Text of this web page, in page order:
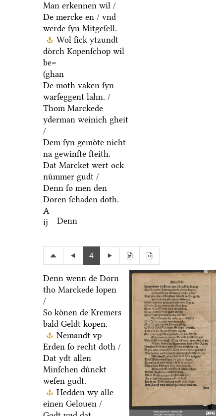
Man erkennen wil /
De mercke en / vnd
werde ſyn Mitgeſell.
Wol ſick ytzundt
doͤrch Kopenſchop wil
be=
(ghan
De moth vaken ſyn
warſeggent lahn. /
Thom Marckede
yderman weinich gheit
/
Dem ſyn gemoͤte nicht
na gewinſte ſteith.
Dat Marcket wert ock
nuͤmmer gudt /
Denn ſo men den
Doren ſchaden doth.
A
ij
Denn
4
Denn wenn de Dorn
tho Marckede lopen
/
So koͤnen de Kremers
bald Geldt kopen.
Nemandt vp
Erden ſo recht doth /
Dat ydt allen
Minſchen duͤnckt
weſen gudt.
Hedden wy alle
einen Gelouen /